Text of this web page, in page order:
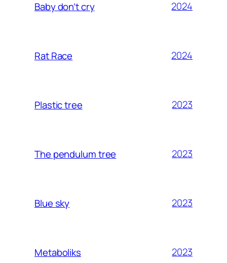
Baby don’t cry 2024
Rat Race 2024
Plastic tree 2023
The pendulum tree 2023
Blue sky 2023
Metaboliks 2023